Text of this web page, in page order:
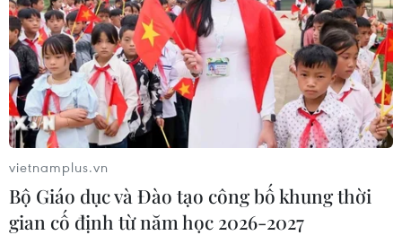
Hàn Quốc tăng cường giải pháp
ngăn chặn đánh bạc trực tuyến trong
quân đội
06/08/2026 04:52
Khẩn trường khám nghiệm
hiện trường, điều tra nguyên nhân
vietnamplus.vn
Bộ Giáo dục và Đào tạo công bố khung thời
gian cố định từ năm học 2026-2027